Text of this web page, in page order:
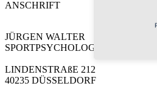
ANSCHRIFT
JÜRGEN WALTER
SPORTPSYCHOLOGE
LINDENSTRAßE 212
40235 DÜSSELDORF